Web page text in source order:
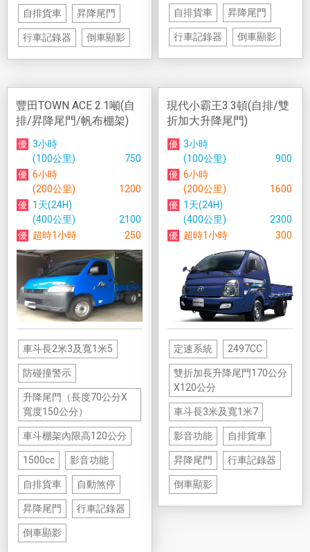
自排貨車 昇降尾門
行車記錄器 倒車顯影
自排貨車 昇降尾門
行車記錄器 倒車顯影
豐田TOWN ACE 2.1噸(自
排/昇降尾門/帆布棚架)
3小時
(100公里)
750
6小時
(200公里)
1200
1天(24H)
(400公里)
2100
超時1小時
250
車斗長2米3及寬1米5
防碰撞警示
升降尾門（長度70公分X
寬度150公分）
車斗棚架內限高120公分
1500cc 影音功能
自排貨車 自動煞停
昇降尾門 行車記錄器
倒車顯影
現代小霸王3.3頓(自排/雙
折加大升降尾門)
3小時
(100公里)
900
6小時
(200公里)
1600
1天(24H)
(400公里)
2300
超時1小時
300
定速系統 2497CC
雙折加長升降尾門170公分
X120公分
車斗長3米及寬1米7
影音功能 自排貨車
昇降尾門 行車記錄器
倒車顯影